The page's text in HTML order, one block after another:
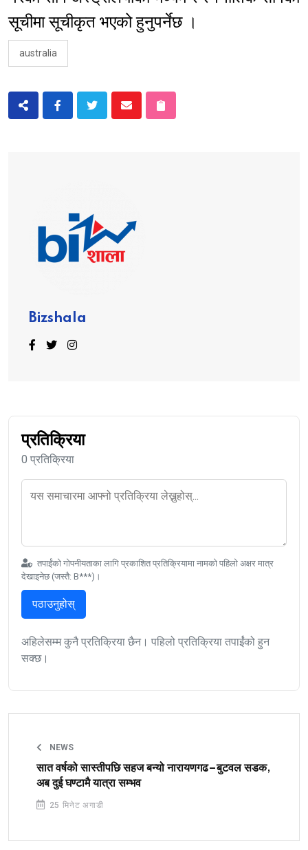
सूचीमा सूचीकृत भएको हुनुपर्नेछ ।
australia
Bizshala
प्रतिक्रिया
0 प्रतिक्रिया
तपाईंको गोपनीयताका लागि प्रकाशित प्रतिक्रियामा नामको पहिलो अक्षर मात्र
देखाइनेछ (जस्तै: B***)।
पठाउनुहोस्
अहिलेसम्म कुनै प्रतिक्रिया छैन। पहिलो प्रतिक्रिया तपाईंको हुन
सक्छ।
NEWS
सात वर्षको सास्तीपछि सहज बन्यो नारायणगढ–बुटवल सडक,
अब दुई घण्टामै यात्रा सम्भव
25 मिनेट अगाडी